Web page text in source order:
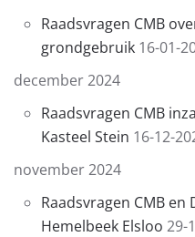
Raadsvragen CMB
grondgebruik 16-01-
december 2024
Raadsvragen CMB
Kasteel Stein 16-12-
november 2024
Raadsvragen CMB
Hemelbeek Elsloo 29-